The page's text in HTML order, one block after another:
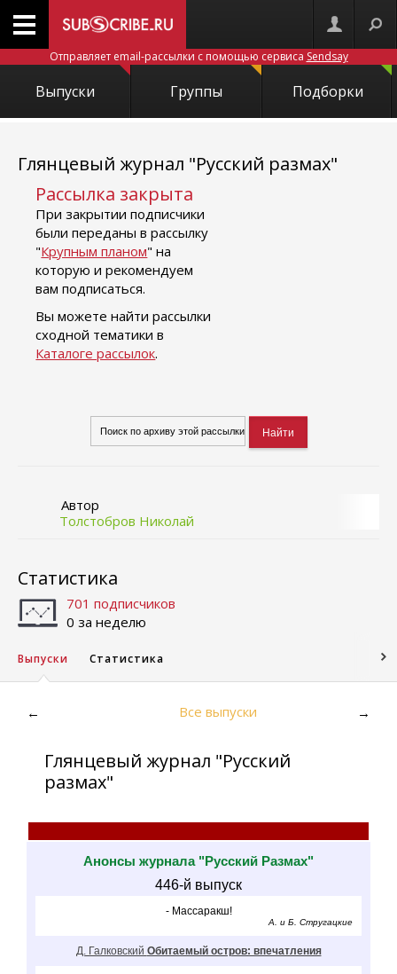
Отправляет email-рассылки с помощью сервиса Sendsay
Выпуски Группы Подборки
Глянцевый журнал "Русский размах"
Рассылка закрыта
При закрытии подписчики
были переданы в рассылку
"Крупным планом" на
которую и рекомендуем
вам подписаться.
Вы можете найти рассылки
сходной тематики в
Каталоге рассылок.
Автор
Толстобров Николай
Статистика
701 подписчиков
0 за неделю
Выпуски Статистика
← Все выпуски →
Глянцевый журнал "Русский
размах"
Анонсы журнала "Русский Размах"
446-й выпуск
- Массаракш!
А. и Б. Стругацкие
Д. Галковский Обитаемый остров: впечатления